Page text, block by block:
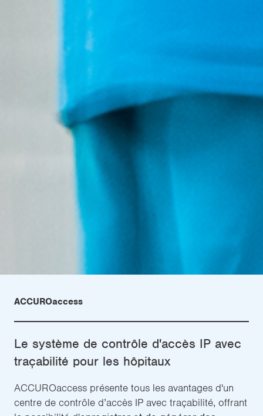
ACCUROaccess
Le système de contrôle d'accès IP avec
traçabilité pour les hôpitaux
ACCUROaccess présente tous les avantages d'un
centre de contrôle d’accès IP avec traçabilité, offrant